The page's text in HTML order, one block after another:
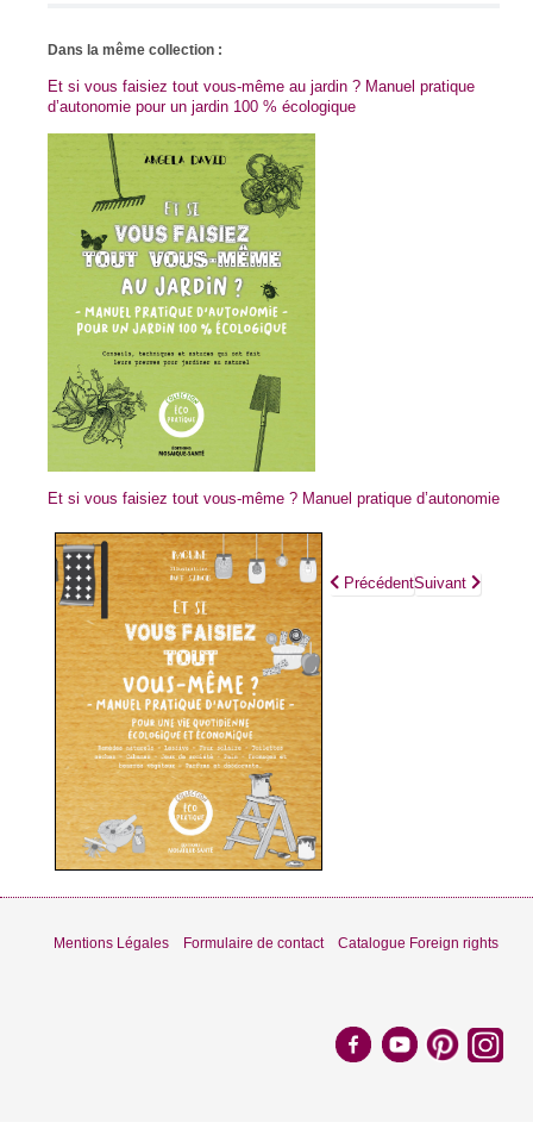
Dans la même collection :
Et si vous faisiez tout vous-même au jardin ? Manuel pratique
d’autonomie pour un jardin 100 % écologique
Et si vous faisiez tout vous-même ? Manuel pratique d’autonomie
Article précédent : Et si vous
PrécédentArticle suivant :
Suivant
Mentions Légales Formulaire de contact Catalogue Foreign rights